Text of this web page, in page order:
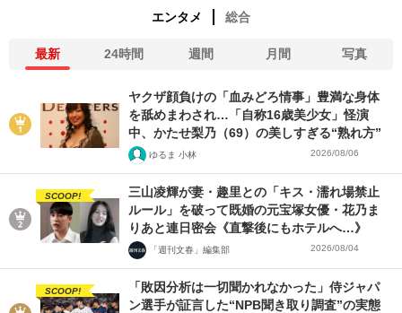
エンタメ 総合
最新 24時間 週間 月間 写真
ヤクザ顔負けの「血みどろ情事」豊満な身体
を舐めまわされ…「自称16歳美少女」怪演
中、かたせ梨乃（69）の美しすぎる“熟れ方”
ゆるま 小林 2026/08/06
SCOOP!
三山凌輝が妻・趣里との「キス・濡れ場禁止
ルール」を破って既婚の元宝塚女優・花乃ま
りあと連日密会《直撃後にもホテルへ…》
「週刊文春」編集部 2026/08/04
SCOOP!
「敗因分析は一切聞かれなかった」侍ジャパ
ン選手が証言した“NPB聞き取り調査”の実態